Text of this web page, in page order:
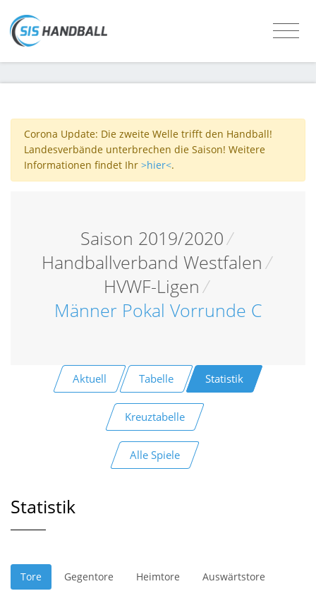
Corona Update: Die zweite Welle trifft den Handball!
Landesverbände unterbrechen die Saison! Weitere
Informationen findet Ihr >hier<.
Saison 2019/2020/
Handballverband Westfalen/
HVWF-Ligen /
Männer Pokal Vorrunde C
Aktuell Tabelle Statistik
Kreuztabelle
Alle Spiele
Statistik
Tore Gegentore Heimtore Auswärtstore